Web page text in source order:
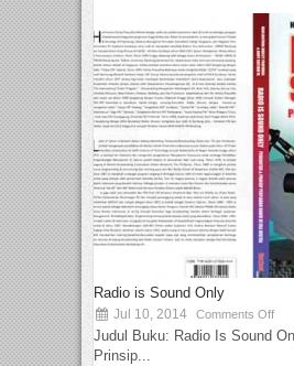
Radio is Sound Only
Jul 10, 2014 Comments Off
Judul Buku: Radio Is Sound
Prinsip...